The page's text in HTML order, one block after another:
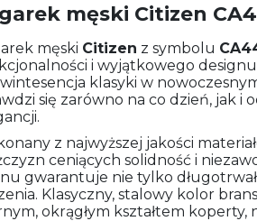
męski Citizen
męski Citizen z symbolu
i wyjątkowego
klasyki w
się zarówno na co dzień, jak i
z najwyższej jakości
ceniących solidność i
gwarantuje nie tylko
Klasyczny, stalowy kolor
okrągłym kształtem koperty,